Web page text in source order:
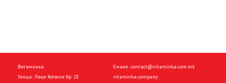
Витаминка
Улица: Леце Котески бр. 23
Емаил: contact@vitaminka.com.mk
vitaminka.company